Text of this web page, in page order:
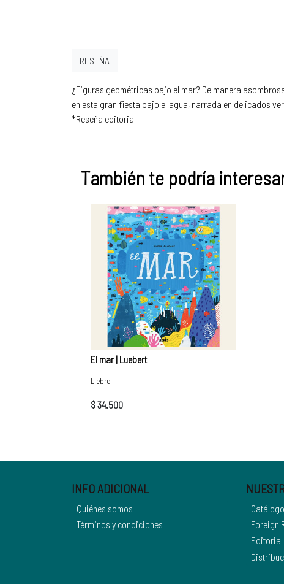
¿Figuras geométricas bajo el mar? De manera
en esta gran fiesta bajo el agua, narrada en delicados
*Reseña editorial
RESEÑA
También te podría
El mar | Luebert
Liebre
$ 34.500
INFO ADICIONAL
Quiénes somos
Términos y condiciones
Catálogo
Foreign
Editorial